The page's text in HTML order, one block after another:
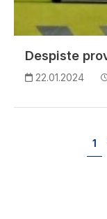
Despiste
22.01.2024
1